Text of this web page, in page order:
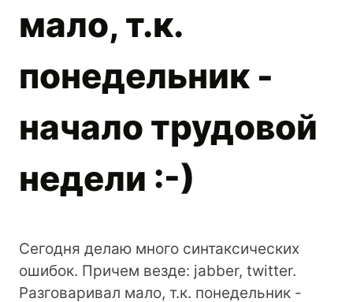
мало, т.к.
понедельник -
начало трудовой
недели :-)
Сегодня делаю много синтаксических
ошибок. Причем везде: jabber, twitter.
Разговаривал мало, т.к. понедельник -